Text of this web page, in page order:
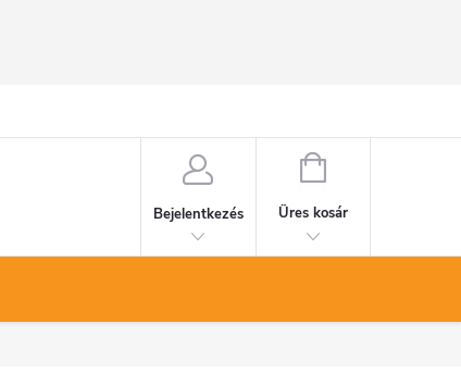
Bejelentkezés
KOSÁR
Üres kosár